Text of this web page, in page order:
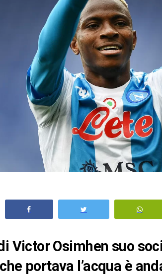
Victor Osimhen suo
portava l’acqua è